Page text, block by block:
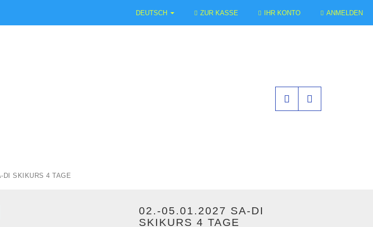
DEUTSCH ZUR KASSE IHR KONTO ANMELDEN
DI SKIKURS 4 TAGE
02.-05.01.2027 SA-DI
SKIKURS 4 TAGE